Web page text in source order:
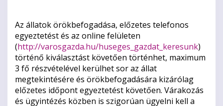
Az állatok örökbefogadása, előzetes telefonos
egyeztetést és az online felületen
(http://varosgazda.hu/huseges_gazdat_keresunk)
történő kiválasztást követően történhet, maximum
3 fő részvételével kerülhet sor az állat
megtekintésére és örökbefogadására kizárólag
előzetes időpont egyeztetést követően. Várakozás
és ügyintézés közben is szigorúan ügyelni kell a